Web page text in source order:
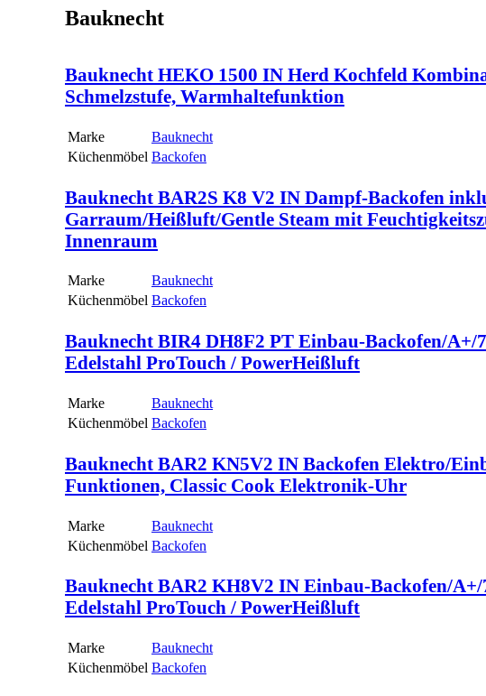
Bauknecht
Bauknecht HEKO 1500 IN Herd Kochfeld
Schmelzstufe, Warmhaltefunktion
Marke
Bauknecht
Küchenmöbel Backofen
Bauknecht BAR2S K8 V2 IN Dampf-Backofen
Garraum/Heißluft/Gentle Steam mit
Innenraum
Marke
Bauknecht
Küchenmöbel Backofen
Bauknecht BIR4 DH8F2 PT Einbau-Backofen/
Edelstahl ProTouch / PowerHeißluft
Marke
Bauknecht
Küchenmöbel Backofen
Bauknecht BAR2 KN5V2 IN Backofen Elektro/
Funktionen, Classic Cook Elektronik-Uhr
Marke
Bauknecht
Küchenmöbel Backofen
Bauknecht BAR2 KH8V2 IN Einbau-Backofen/
Edelstahl ProTouch / PowerHeißluft
Marke
Bauknecht
Küchenmöbel Backofen